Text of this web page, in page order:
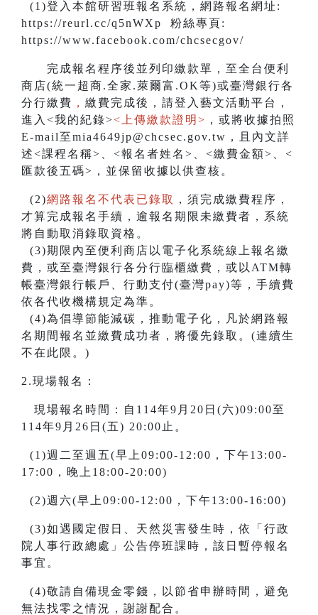
(1)登入本館研習班報名系統，網路報名網址:
https://reurl.cc/q5nWXp 粉絲專頁:
https://www.facebook.com/chcsecgov/
完成報名程序後並列印繳款單，至全台便利
商店(統一超商.全家.萊爾富.OK等)或臺灣銀行各
分行繳費 ， 繳費完成後，請登入藝文活動平台，
進入<我的紀錄><上傳繳款證明> ，或將收據拍照
E-mail至mia4649jp@chcsec.gov.tw，且內文詳
述<課程名稱>、<報名者姓名>、<繳費金額>、<
匯款後五碼>，並保留收據以供查核。
(2)網路報名不代表已錄取
，須完成繳費程序，
才算完成報名手續，逾報名期限未繳費者，系統
將自動取消錄取資格。
(3)期限內至便利商店以電子化系統線上報名繳
費，或至臺灣銀行各分行臨櫃繳費，或以ATM轉
帳臺灣銀行帳戶、行動支付(臺灣pay)等，手續費
依各代收機構規定為準。
(4)為倡導節能減碳，推動電子化，凡於網路報
名期間報名並繳費成功者，將優先錄取。(連續生
不在此限。)
2.現場報名：
現場報名時間：自114年9月20日(六)09:00至
114年9月26日(五) 20:00止。
(1)週二至週五(早上09:00-12:00，下午13:00-
17:00，晚上18:00-20:00)
(2)週六(早上09:00-12:00，下午13:00-16:00)
(3)如遇國定假日、天然災害發生時，依「行政
院人事行政總處」公告停班課時，該日暫停報名
事宜。
(4)敬請自備現金零錢，以節省申辦時間，避免
無法找零之情況，謝謝配合。